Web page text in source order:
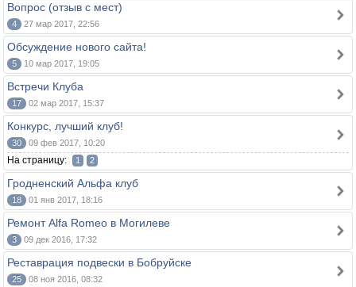
Вопрос (отзыв с мест)
4 27 мар 2017, 22:56
Обсуждение нового сайта!
5 10 мар 2017, 19:05
Встречи Клуба
17 02 мар 2017, 15:37
Конкурс, лучший клуб!
30 09 фев 2017, 10:20
На страницу: 1 2
Гродненский Альфа клуб
18 01 янв 2017, 18:16
Ремонт Alfa Romeo в Могилеве
3 09 дек 2016, 17:32
Реставрация подвески в Бобруйске
25 08 ноя 2016, 08:32